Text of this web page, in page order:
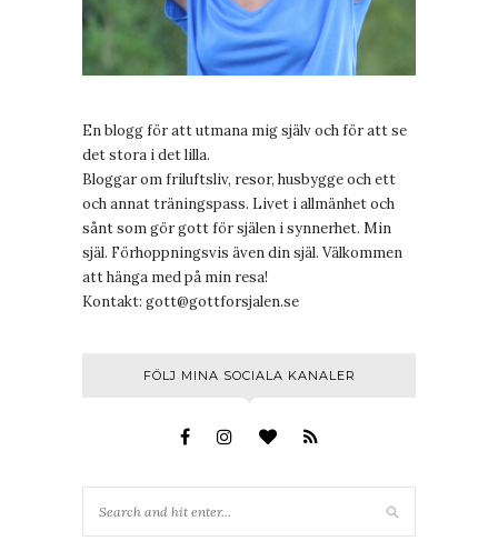
En blogg för att utmana mig själv och för att se
det stora i det lilla.
Bloggar om friluftsliv, resor, husbygge och ett
och annat träningspass. Livet i allmänhet och
sånt som gör gott för själen i synnerhet. Min
själ. Förhoppningsvis även din själ. Välkommen
att hänga med på min resa!
Kontakt: gott@gottforsjalen.se
FÖLJ MINA SOCIALA KANALER